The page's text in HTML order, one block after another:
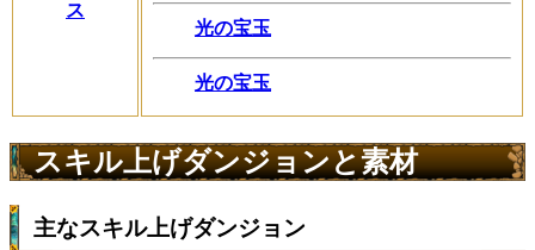
ス
光の宝玉
光の宝玉
スキル上げダンジョンと素材
主なスキル上げダンジョン